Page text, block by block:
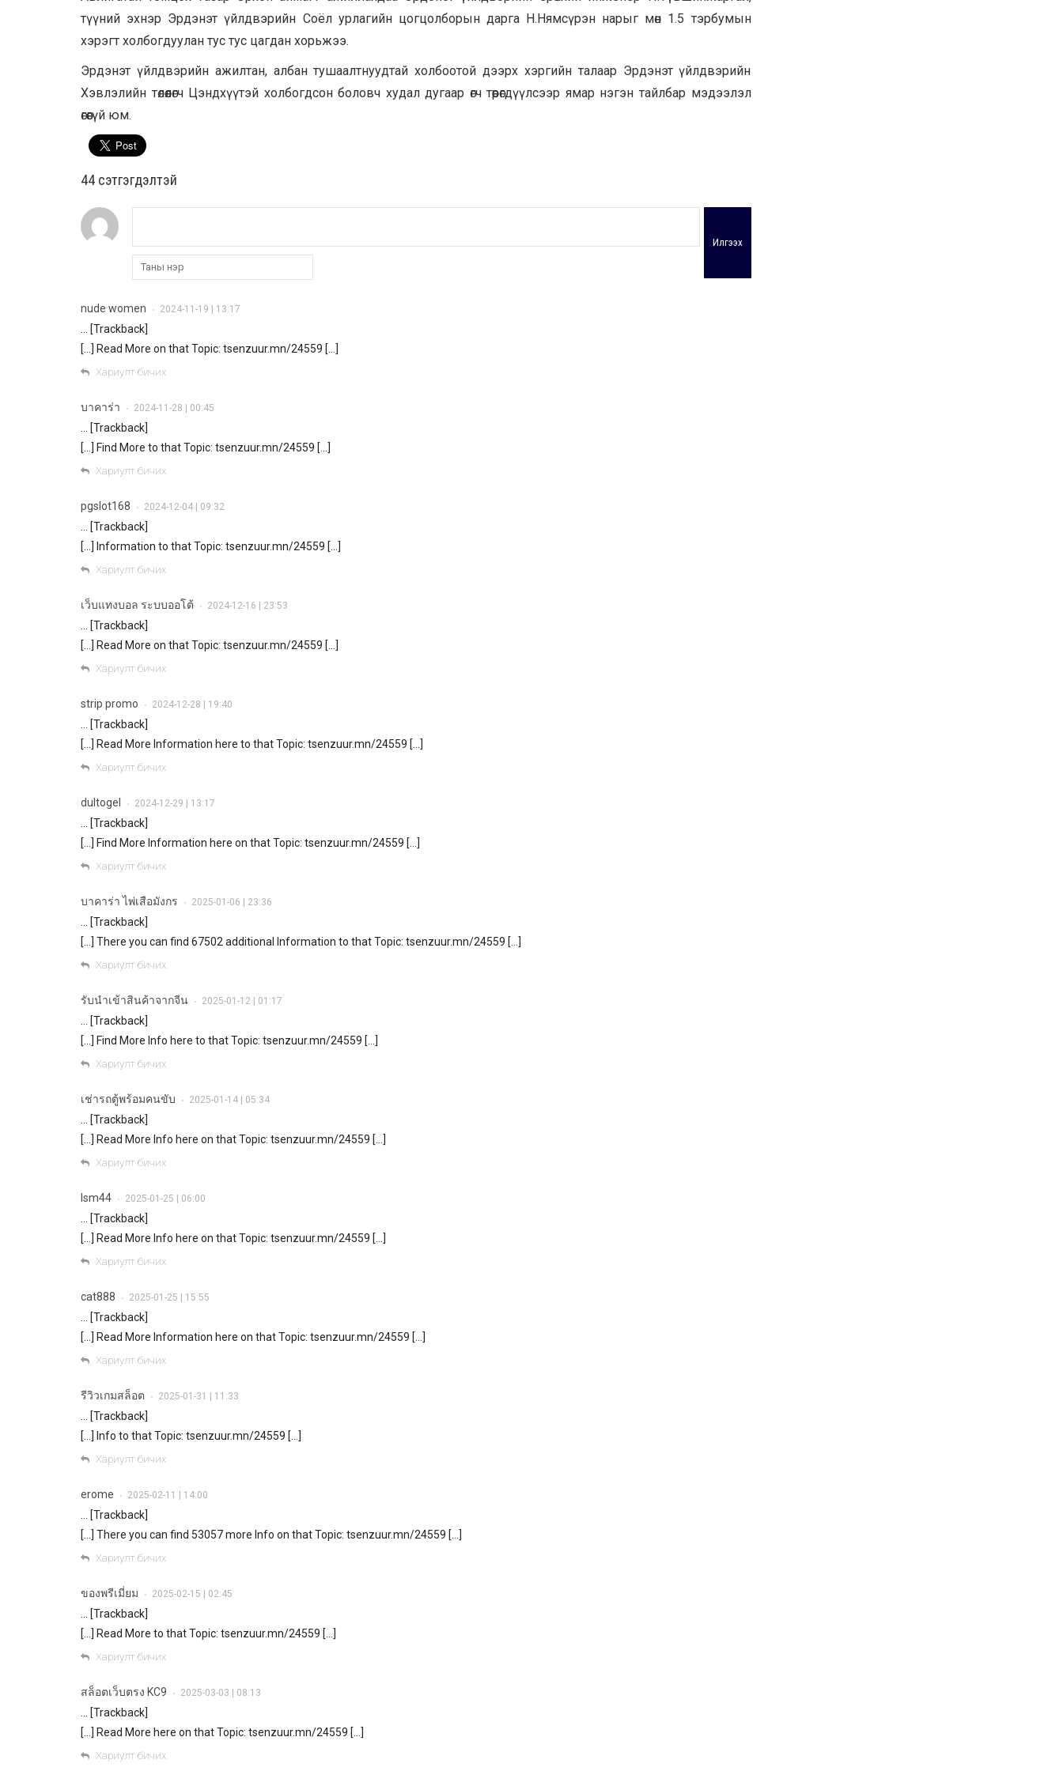
түүний эхнэр Эрдэнэт үйлдвэрийн Соёл урлагийн цогцолборын дарга Н.Нямсүрэн нарыг мөн 1.5 тэрбумын
хэрэгт холбогдуулан тус тус цагдан хорьжээ.
Эрдэнэт үйлдвэрийн ажилтан, албан тушаалтнуудтай холбоотой дээрх хэргийн талаар Эрдэнэт үйлдвэрийн
Хэвлэлийн төлөөлөгч Цэндхүүтэй холбогдсон боловч худал дугаар өгч төөрөгдүүлсээр ямар нэгэн тайлбар мэдээлэл
өгөөгүй юм.
44 cэтгэгдэлтэй
Илгээх
nude women • 2024-11-19 | 13:17
… [Trackback]
[…] Read More on that Topic: tsenzuur.mn/24559 […]
Хариулт бичих
บาคาร่า • 2024-11-28 | 00:45
… [Trackback]
[…] Find More to that Topic: tsenzuur.mn/24559 […]
Хариулт бичих
pgslot168 • 2024-12-04 | 09:32
… [Trackback]
[…] Information to that Topic: tsenzuur.mn/24559 […]
Хариулт бичих
เว็บแทงบอล ระบบออโต้ • 2024-12-16 | 23:53
… [Trackback]
[…] Read More on that Topic: tsenzuur.mn/24559 […]
Хариулт бичих
strip promo • 2024-12-28 | 19:40
… [Trackback]
[…] Read More Information here to that Topic: tsenzuur.mn/24559 […]
Хариулт бичих
dultogel • 2024-12-29 | 13:17
… [Trackback]
[…] Find More Information here on that Topic: tsenzuur.mn/24559 […]
Хариулт бичих
บาคาร่า ไพ่เสือมังกร • 2025-01-06 | 23:36
… [Trackback]
[…] There you can find 67502 additional Information to that Topic: tsenzuur.mn/24559 […]
Хариулт бичих
รับนำเข้าสินค้าจากจีน • 2025-01-12 | 01:17
… [Trackback]
[…] Find More Info here to that Topic: tsenzuur.mn/24559 […]
Хариулт бичих
เช่ารถตู้พร้อมคนขับ • 2025-01-14 | 05:34
… [Trackback]
[…] Read More Info here on that Topic: tsenzuur.mn/24559 […]
Хариулт бичих
lsm44 • 2025-01-25 | 06:00
… [Trackback]
[…] Read More Info here on that Topic: tsenzuur.mn/24559 […]
Хариулт бичих
cat888 • 2025-01-25 | 15:55
… [Trackback]
[…] Read More Information here on that Topic: tsenzuur.mn/24559 […]
Хариулт бичих
รีวิวเกมสล็อต • 2025-01-31 | 11:33
… [Trackback]
[…] Info to that Topic: tsenzuur.mn/24559 […]
Хариулт бичих
erome • 2025-02-11 | 14:00
… [Trackback]
[…] There you can find 53057 more Info on that Topic: tsenzuur.mn/24559 […]
Хариулт бичих
ของพรีเมี่ยม • 2025-02-15 | 02:45
… [Trackback]
[…] Read More to that Topic: tsenzuur.mn/24559 […]
Хариулт бичих
สล็อตเว็บตรง KC9 • 2025-03-03 | 08:13
… [Trackback]
[…] Read More here on that Topic: tsenzuur.mn/24559 […]
Хариулт бичих